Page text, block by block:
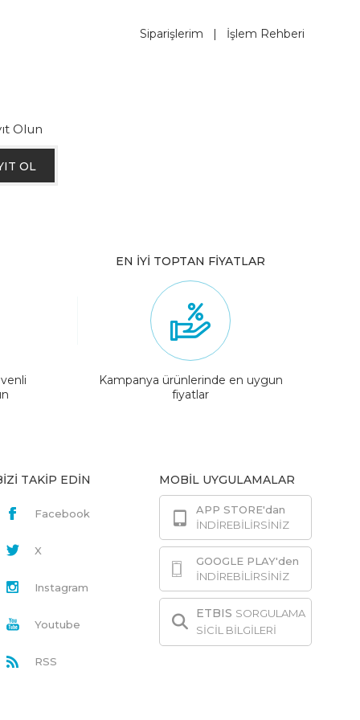
Siparişlerim | İşlem Rehberi
Olun
OL
EN İYİ TOPTAN FİYATLAR
Kampanya ürünlerinde en uygun
fiyatlar
TAKİP EDİN
Facebook
X
Instagram
Youtube
RSS
MOBİL UYGULAMALAR
APP STORE'dan
İNDİREBİLİRSİNİZ
GOOGLE PLAY'den
İNDİREBİLİRSİNİZ
ETBIS SORGULAMA
SİCİL BİLGİLERİ